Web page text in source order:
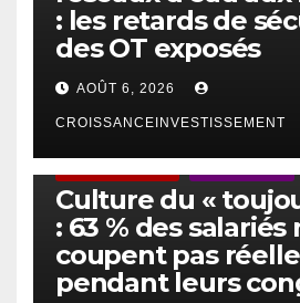
: les retards de
des OT exposés
AOÛT 6, 2026
CROISSANCEINVESTISSEMENT
Culture du «
: 63 % des salariés
coupent pas
pendant leurs